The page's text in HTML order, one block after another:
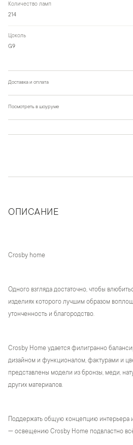
Количество ламп
214
Цоколь
G9
Доставка и оплата
Посмотреть в шоуруме
ОПИСАНИЕ
Crosby home
Одного взгляда достаточно, чтобы
изделиях которого лучшим образом
утонченность и благородство.
Crosby Home удается филигранно
дизайном и функционалом, фактурами и
представлены модели из бронзы, меди,
других материалов.
Поддержать общую концепцию интерьера
— освещению Crosby Home подвластно